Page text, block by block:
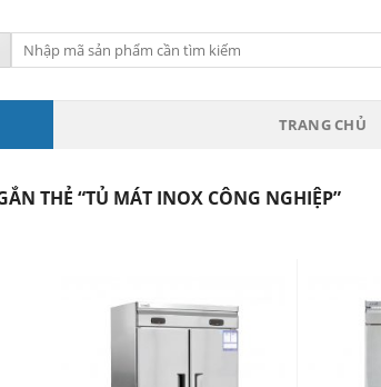
Tìm
kiếm:
TRANG CHỦ
THẺ “TỦ MÁT INOX CÔNG NGHIỆP”